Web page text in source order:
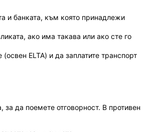
и банката, към която принадлежи
ако има такава или ако сте го
ELTA) и да заплатите транспорт
да поемете отговорност. В противен